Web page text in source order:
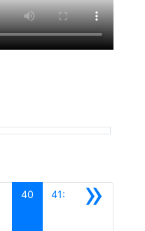
40 »
41: